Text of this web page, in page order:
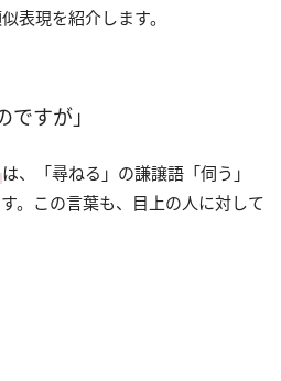
表現を紹介します。
ですが」
は、「尋ねる」の謙譲語「伺う」
。この言葉も、目上の人に対して